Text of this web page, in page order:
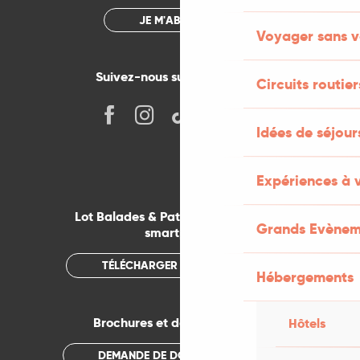
Voyager sans
Circuits
Idées de
Expériences à
Grands
Hébergements
Hôtels
JE M'ABONNE
Suivez-nous sur les réseaux !
Lot Balades & Patrimoines sur votre
smartphone
TÉLÉCHARGER L'APPLICATION
Brochures et documentations
DEMANDE DE DOCUMENTATION